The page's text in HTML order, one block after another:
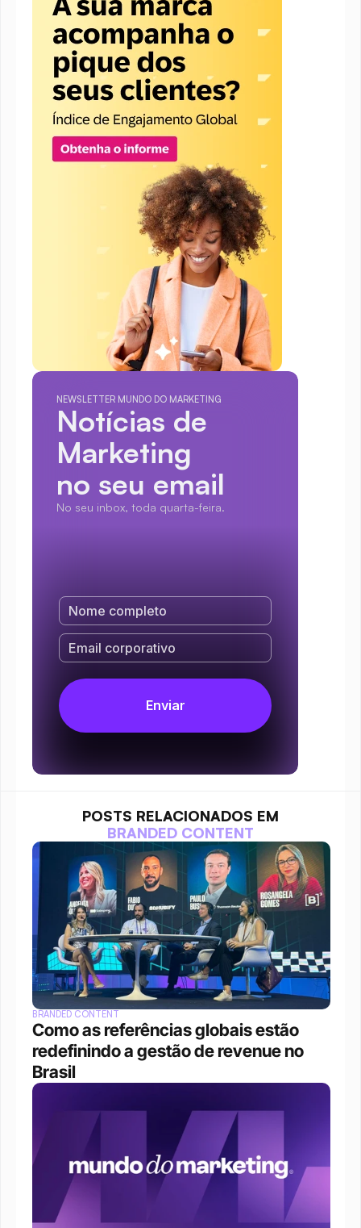
NEWSLETTER MUNDO DO MARKETING
Notícias de
Marketing
no seu email
No seu inbox, toda quarta-feira.
POSTS RELACIONADOS EM
BRANDED CONTENT
BRANDED CONTENT
Como as referências globais estão
redefinindo a gestão de revenue no
Brasil